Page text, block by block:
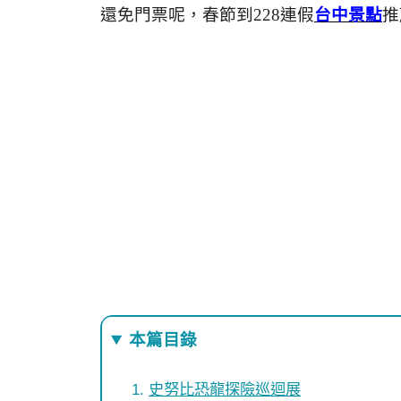
還免門票呢，春節到228連假台中景點
本篇目錄
史努比恐龍探險巡迴展